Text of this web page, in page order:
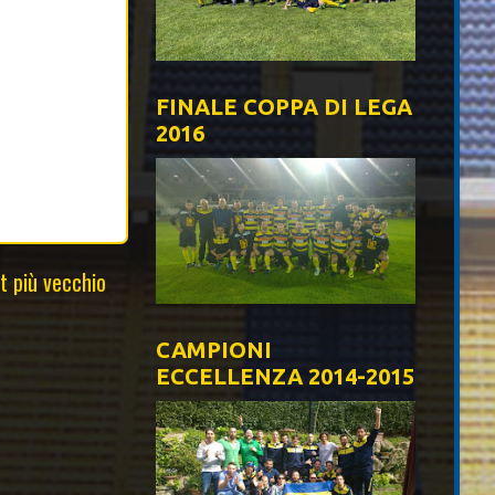
più vecchio
FINALE COPPA DI LEGA
2016
CAMPIONI
ECCELLENZA 2014-2015